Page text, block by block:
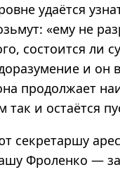
удаётся
«ему не
состоится ли
и он
продолжает
и остаётся
секретаршу
Фроленко —